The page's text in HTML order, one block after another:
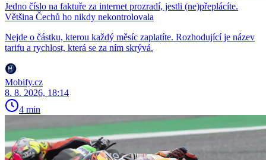
Jedno číslo na faktuře za internet prozradí, jestli (ne)přeplácíte.
Většina Čechů ho nikdy nekontrolovala
Nejde o částku, kterou každý měsíc zaplatíte. Rozhodující je název
tarifu a rychlost, která se za ním skrývá.
Mobify.cz
8. 8. 2026, 18:14
4 min